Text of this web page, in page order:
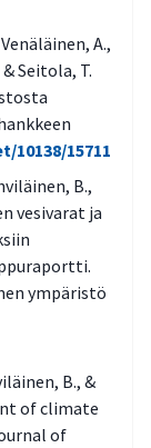
A.,
Seitola, T.
15711
B.,
vesivarat ja
ympäristö
B., &
of climate
of